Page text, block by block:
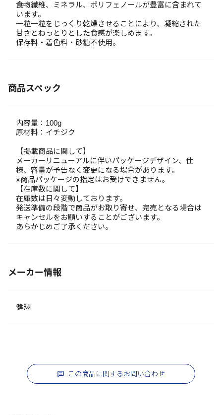
食物繊維、ミネラル、ポリフェノールが豊富に含まれて
います。
一粒一粒をじっくり乾燥させることにより、凝縮された
甘さとねっとりとした食感が楽しめます。
保存料・着色料・砂糖不使用。
商品スペック
内容量：100g
原材料：イチジク
【掲載商品に関して】
メーカーリニューアルに伴いパッケージデザイン、仕
様、容量が予告なく変更になる場合があります。
※商品パッケージの指定はお受けできません。
【在庫数に関して】
在庫数は日々変動しております。
発送準備の段階で商品がお取り寄せ、完売となる場合は
キャンセルをお願いすることがございます。
あらかじめご了承ください。
メーカー情報
健翔
この商品に関するお問い合わせ